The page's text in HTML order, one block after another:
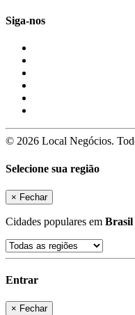
Siga-nos
© 2026 Local Negócios.
Selecione sua região
× Fechar
Cidades populares em Brasil
Entrar
× Fechar